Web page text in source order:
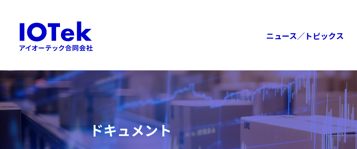
content
ニュース／トピックス
ドキュメント